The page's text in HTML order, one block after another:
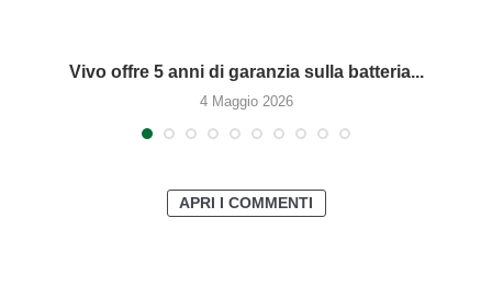
Vivo offre 5 anni di garanzia sulla batteria...
4 Maggio 2026
APRI I COMMENTI